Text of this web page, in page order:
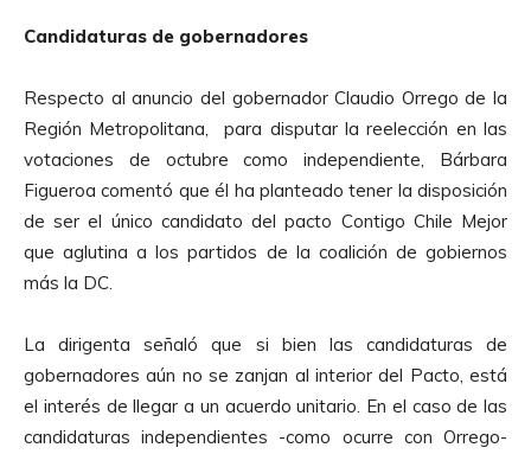
o
d
e
A
u
d
i
o
Candidaturas de gobernadores
Respecto al anuncio del gobernador Claudio Orrego de la
Región Metropolitana, para disputar la reelección en las
votaciones de octubre como independiente, Bárbara
Figueroa comentó que él ha planteado tener la disposición
de ser el único candidato del pacto Contigo Chile Mejor
que aglutina a los partidos de la coalición de gobiernos
más la DC.
La dirigenta señaló que si bien las candidaturas de
gobernadores aún no se zanjan al interior del Pacto, está
el interés de llegar a un acuerdo unitario. En el caso de las
candidaturas independientes -como ocurre con Orrego-